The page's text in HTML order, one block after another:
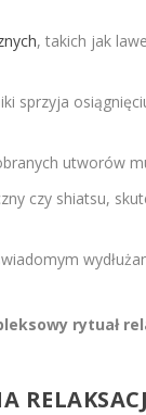
, takich jak
sprzyja
utworów
czy shiatsu,
rytuał